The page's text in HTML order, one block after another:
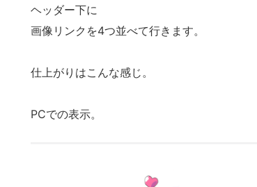
像
リ
ク
並
ヘッダー下に
画像リンクを4つ並べて行きます。
仕上がりはこんな感じ。
PCでの表示。